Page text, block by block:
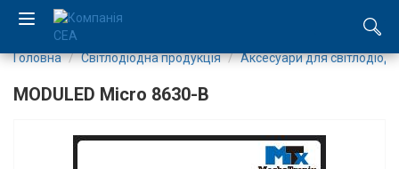
Головна Світлодіодна продукція Аксесуари для
MODULED Micro 8630-B